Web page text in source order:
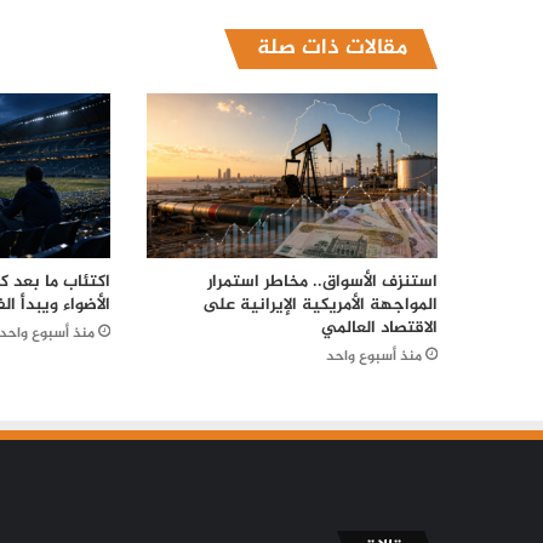
مقالات ذات صلة
استنزف الأسواق.. مخاطر استمرار
المواجهة الأمريكية الإيرانية على
الاقتصاد العالمي
منذ أسبوع واحد
اكتئاب ما
الأضواء ويبدأ
منذ أسبوع واحد